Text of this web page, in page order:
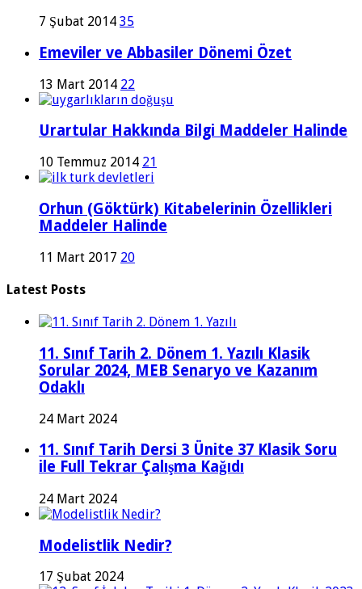
7 Şubat 2014 35
Emeviler ve Abbasiler Dönemi Özet
13 Mart 2014 22
Urartular Hakkında Bilgi Maddeler Halinde
10 Temmuz 2014 21
Orhun (Göktürk) Kitabelerinin Özellikleri
Maddeler Halinde
11 Mart 2017 20
Latest Posts
11. Sınıf Tarih 2. Dönem 1. Yazılı Klasik
Sorular 2024, MEB Senaryo ve Kazanım
Odaklı
24 Mart 2024
11. Sınıf Tarih Dersi 3 Ünite 37 Klasik Soru
ile Full Tekrar Çalışma Kağıdı
24 Mart 2024
Modelistlik Nedir?
17 Şubat 2024